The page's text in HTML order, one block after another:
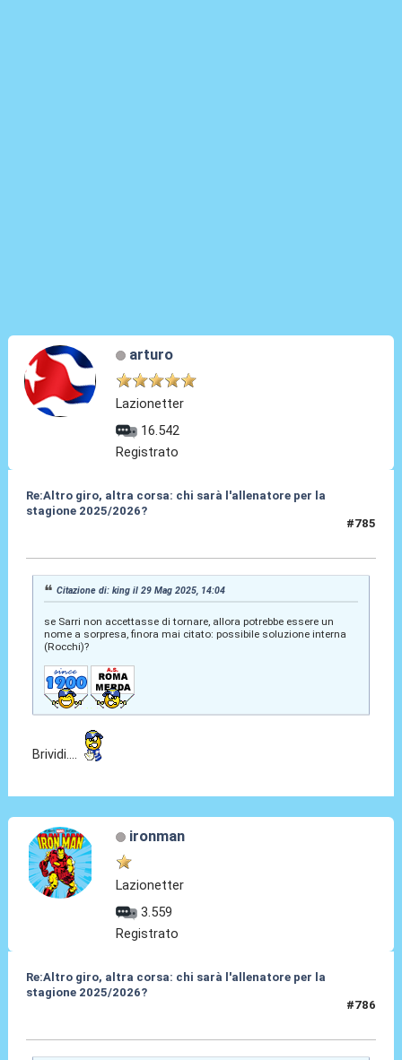
arturo
Lazionetter
16.542
Registrato
Re:Altro giro, altra corsa: chi sarà l'allenatore per la
stagione 2025/2026?
#785
Citazione di: king il 29 Mag 2025, 14:04
se Sarri non accettasse di tornare, allora potrebbe essere un
nome a sorpresa, finora mai citato: possibile soluzione interna
(Rocchi)?
Brividi....
ironman
Lazionetter
3.559
Registrato
Re:Altro giro, altra corsa: chi sarà l'allenatore per la
stagione 2025/2026?
#786